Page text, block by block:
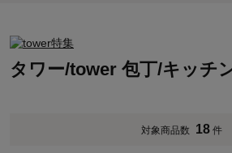
タワー/tower 包丁/キッチ
対象商品数 18 件